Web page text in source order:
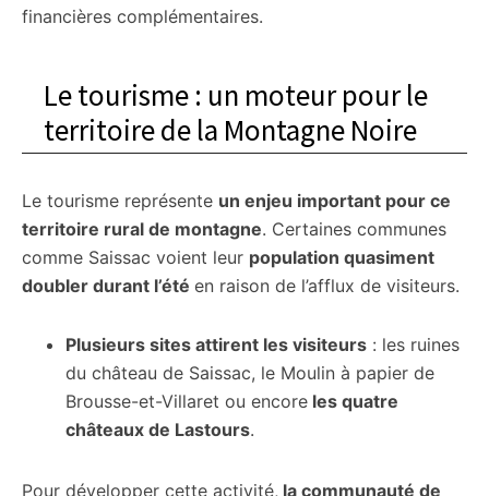
financières complémentaires.
Le tourisme : un moteur pour le
territoire de la Montagne Noire
Le tourisme représente un enjeu important pour ce
territoire rural de montagne. Certaines communes
comme Saissac voient leur population quasiment
doubler durant l’été en raison de l’afflux de visiteurs.
Plusieurs sites attirent les visiteurs : les ruines
du château de Saissac, le Moulin à papier de
Brousse-et-Villaret ou encore les quatre
châteaux de Lastours.
Pour développer cette activité, la communauté de